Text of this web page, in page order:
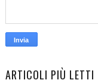
ARTICOLI PIÙ LETTI